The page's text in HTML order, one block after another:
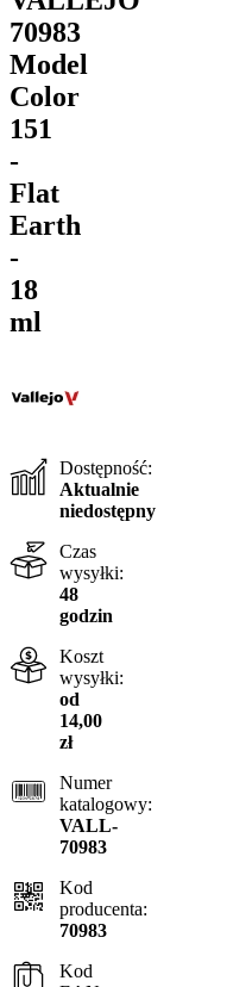
70983
Model
Color
151
-
Flat
Earth
-
18
ml
Dostępność:
Aktualnie
niedostępny
Czas
wysyłki:
48
godzin
Koszt
wysyłki:
od
14,00
zł
Numer
katalogowy:
VALL-
70983
Kod
producenta:
70983
Kod